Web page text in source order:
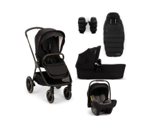
Boodschappenmand